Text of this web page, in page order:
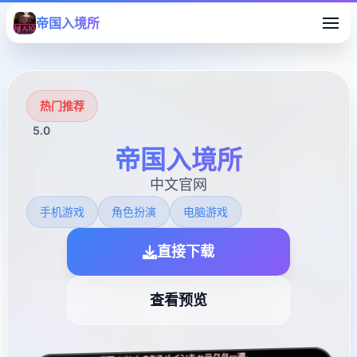
帝国入境所
热门推荐
5.0
帝国入境所
中文官网
手机游戏 角色扮演 电脑游戏
直接下载
查看预览